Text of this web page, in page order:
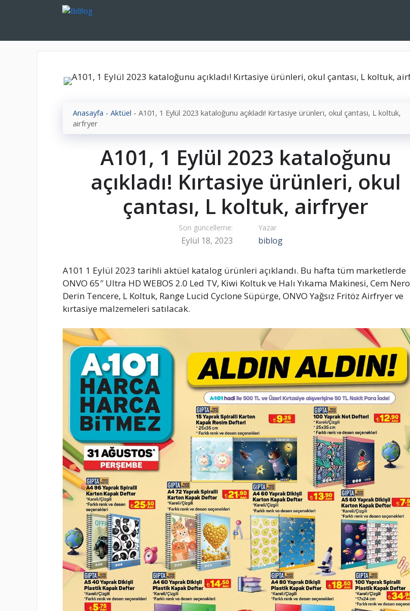
Anasayfa - Aktüel - A101, 1 Eylül 2023 kataloğunu açıkladı! Kırtasiye ürünleri, okul çantası, L koltuk,
airfryer
A101, 1 Eylül 2023 kataloğunu
açıkladı! Kırtasiye ürünleri, okul
çantası, L koltuk, airfryer
Son güncelleme:
Eylül 18, 2023
Yazar
biblog
A101 1 Eylül 2023 tarihli aktüel katalog ürünleri açıklandı. Bu hafta tüm marketlerde
ONVO 65″ Ultra HD WEBOS 2.0 Led TV, Kiwi Koltuk ve Halı Yıkama Makinesi, Cem Nero
Derin Tencere, L Koltuk, Range Lucid Cyclone Süpürge, ONVO Yağsız Fritöz Airfryer ve
kırtasiye malzemeleri satılacak.